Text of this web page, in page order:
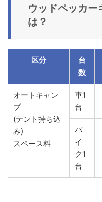
ウッドペッカ
は？
区分
台
数
オートキャン
プ
(テント持ち込
み)
スペース料
車1
台
バ
イ
ク1
台